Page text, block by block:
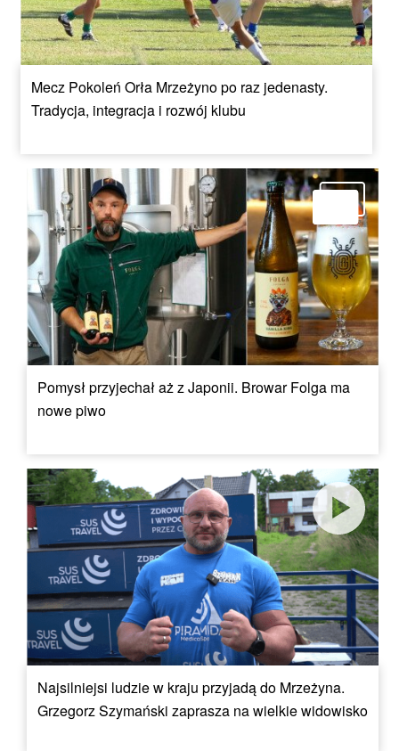
Mecz Pokoleń Orła Mrzeżyno po raz jedenasty.
Tradycja, integracja i rozwój klubu
Pomysł przyjechał aż z Japonii. Browar Folga ma
nowe piwo
Najsilniejsi ludzie w kraju przyjadą do Mrzeżyna.
Grzegorz Szymański zaprasza na wielkie widowisko